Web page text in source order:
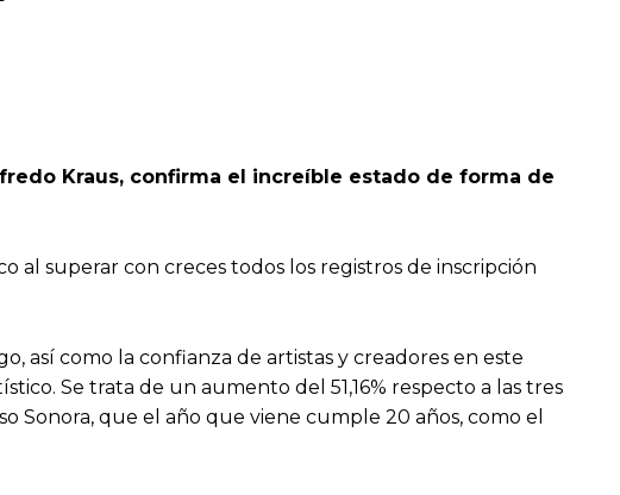
Kraus, confirma el increíble estado de forma de
al superar con creces todos los registros de inscripción
así como la confianza de artistas y creadores en este
Se trata de un aumento del 51,16% respecto a las tres
que el año que viene cumple 20 años, como el